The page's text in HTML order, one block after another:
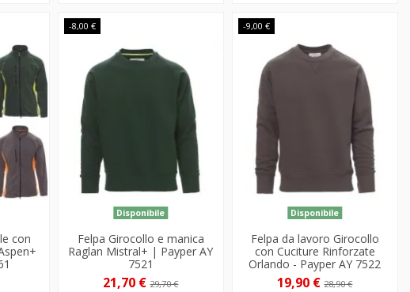
con
-8,00 €
Disponibile
Felpa Girocollo e manica
Raglan Mistral+ | Payper AY
7521
21,70 €29,70 €
-9,00 €
Disponibile
Felpa da lavoro Girocollo
con Cuciture Rinforzate
Orlando - Payper AY 7522
19,90 €28,90 €